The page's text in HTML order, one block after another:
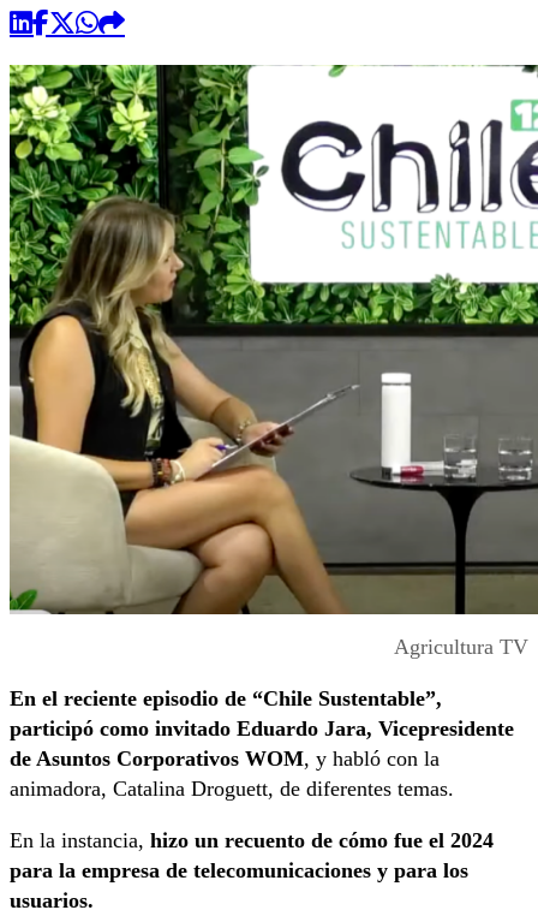
Agricultura TV
En el reciente episodio de “Chile Sustentable”,
participó como invitado Eduardo Jara, Vicepresidente
de Asuntos Corporativos WOM, y habló con la
animadora, Catalina Droguett, de diferentes temas.
En la instancia, hizo un recuento de cómo fue el 2024
para la empresa de telecomunicaciones y para los
usuarios.